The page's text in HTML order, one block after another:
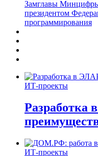
Замглавы
президентом
программирования
ИТ-проекты
Разработка
ИТ-проекты